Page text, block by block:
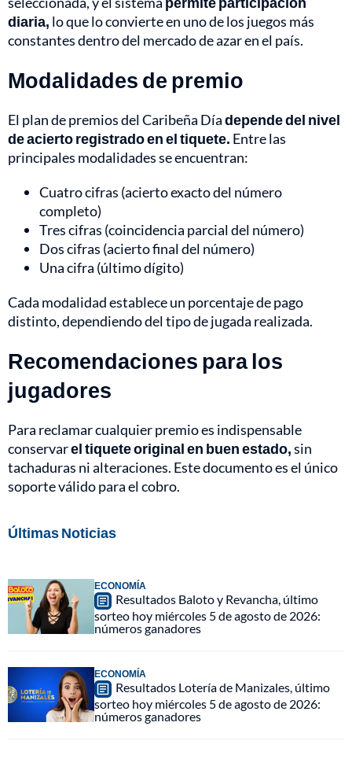
diaria, lo que lo convierte en uno de los juegos más
constantes dentro del mercado de azar en el país.
Modalidades de premio
El plan de premios del Caribeña Díadepende del nivel
de acierto registrado en el tiquete. Entre las
principales modalidades se encuentran:
Cuatro cifras (acierto exacto del número
completo)
Tres cifras (coincidencia parcial del número)
Dos cifras (acierto final del número)
Una cifra (último dígito)
Cada modalidad establece un porcentaje de pago
distinto, dependiendo del tipo de jugada realizada.
Recomendaciones para los
jugadores
Para reclamar cualquier premio es indispensable
conservarel tiquete original en buen estado,sin
tachaduras ni alteraciones. Este documento es el único
soporte válido para el cobro.
Últimas Noticias
ECONOMÍA
Resultados Baloto y Revancha, último
sorteo hoy miércoles 5 de agosto de 2026:
números ganadores
ECONOMÍA
Resultados Lotería de Manizales, último
sorteo hoy miércoles 5 de agosto de 2026:
números ganadores